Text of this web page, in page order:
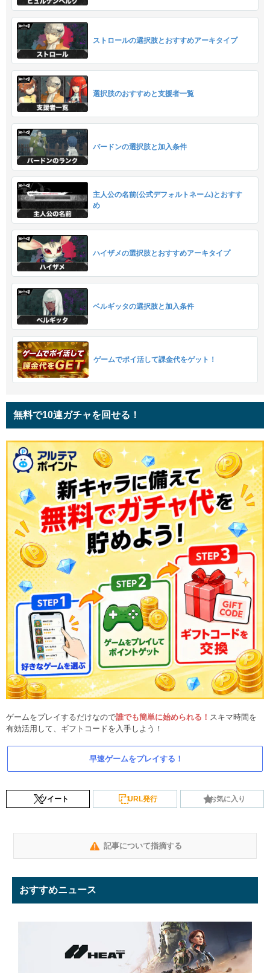
ストロールの選択肢とおすすめアーキタイプ
選択肢のおすすめと支援者一覧
バードンの選択肢と加入条件
主人公の名前(公式デフォルトネーム)とおすす
め
ハイザメの選択肢とおすすめアーキタイプ
ベルギッタの選択肢と加入条件
ゲームでポイ活して課金代をゲット！
無料で10連ガチャを回せる！
ゲームをプレイするだけなので誰でも簡単に始められる！ スキマ時間を
有効活用して、ギフトコードを入手しよう！
早速ゲームをプレイする！
ツイート URL発行 お気に入り
記事について指摘する
おすすめニュース